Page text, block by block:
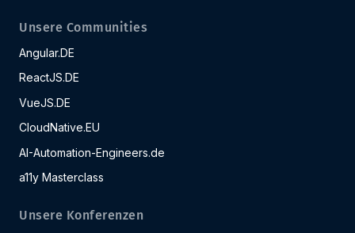
Unsere Communities
Angular.DE
ReactJS.DE
VueJS.DE
CloudNative.EU
AI-Automation-Engineers.de
a11y Masterclass
Unsere Konferenzen